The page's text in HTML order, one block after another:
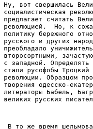
Ну, вот свершилась
социалистическая
предлагает считать
революцией.  Но, к
политику бережного
русского и других
преобладало
второсортными,
с западной. Определять
стали русофобы
революции. Образцом
творения одесско-
литераторы Бабель,
великих русских